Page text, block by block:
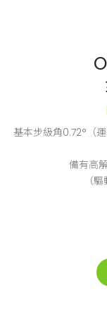
基本步級角0.72°（
備有高
（